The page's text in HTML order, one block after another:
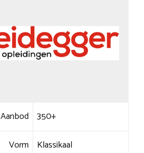
Aanbod 350+
Vorm Klassikaal